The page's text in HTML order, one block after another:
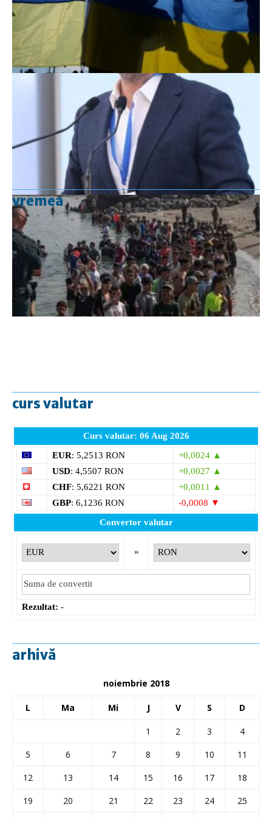
vremea
curs valutar
Curs valutar: 06 Aug 2026
EUR: 5,2513 RON
+0,0024 ▲
USD: 4,5507 RON
+0,0027 ▲
CHF: 5,6221 RON
+0,0011 ▲
GBP: 6,1236 RON
-0,0008 ▼
Convertor valutar
»
Rezultat: -
arhivă
noiembrie 2018
L Ma Mi J V S D
1 2 3
4
5
6 7 8 9 10
11
12
13 14 15 16 17
18
19
20 21 22 23 24
25